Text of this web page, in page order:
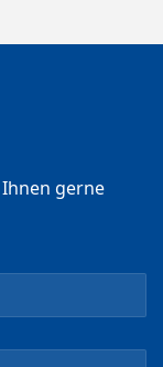
gerne